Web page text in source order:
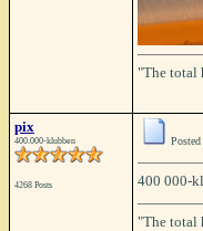
"The total
pix
400.000-klubben
4268 Posts 400 000-
"The total